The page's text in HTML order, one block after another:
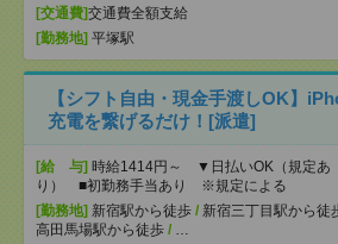
[交通費]交通費全額支給
[勤務地] 平塚駅
【シフト自由・現金手渡しOK】
充電を繋げるだけ！[派遣]
[給 与] 時給1414円～ ▼日払いOK（規定あ
り） ■初勤務手当あり ※規定による
[勤務地] 新宿駅から徒歩 / 新宿三丁目駅から徒
高田馬場駅から徒歩 / …